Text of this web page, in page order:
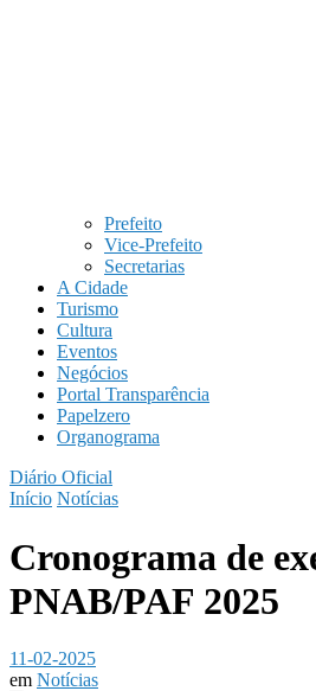
Prefeito
Vice-Prefeito
Secretarias
A Cidade
Turismo
Cultura
Eventos
Negócios
Portal Transparência
Papelzero
Organograma
Diário Oficial
Início Notícias
Cronograma de
PNAB/PAF 2025
11-02-2025
em Notícias